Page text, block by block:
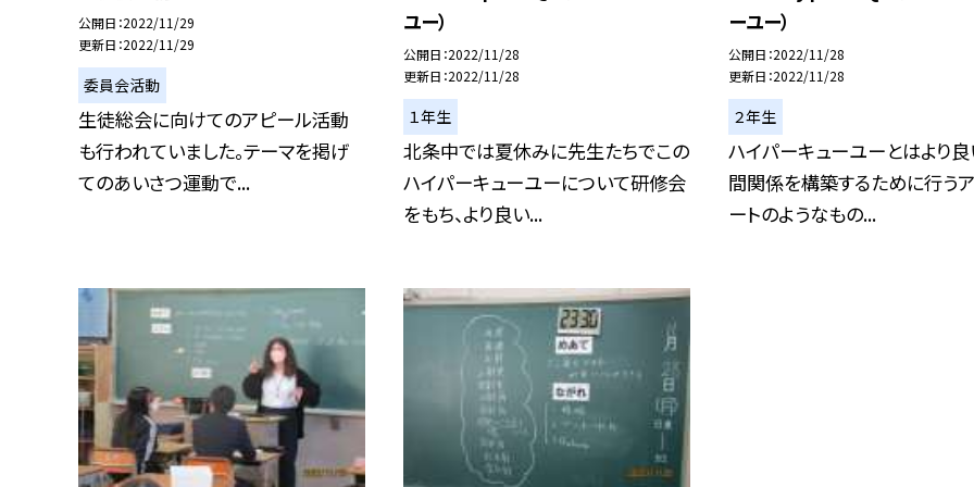
公開日 2022/11/29
更新日 2022/11/29
委員会活動
生徒総会に向けてのアピール活動
も行われていました。テーマを掲げ
てのあいさつ運動で...
ユー）
公開日 2022/11/28
更新日 2022/11/28
１年生
北条中では夏休みに先生たちでこの
ハイパーキューユーについて研修会
をもち、より良い...
ーユー）
公開日 2022/11/28
更新日 2022/11/28
２年生
ハイパーキューユーとはより
間関係を構築するために行う
ートのようなもの...